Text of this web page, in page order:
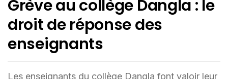
Grève au collège Dangla : le
droit de réponse des
enseignants
Les enseignants du collège Dangla font valoir leur